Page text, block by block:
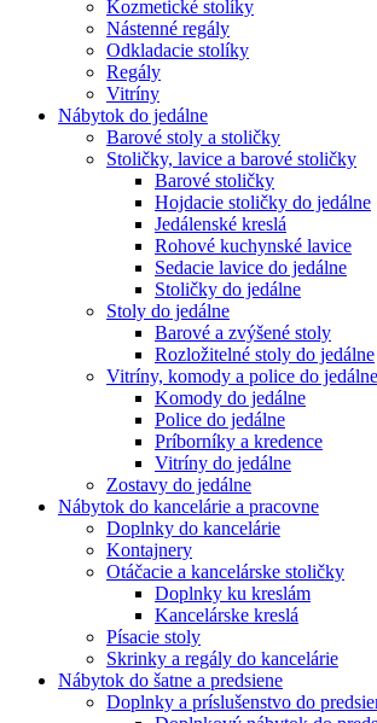
Kozmetické stolíky
Nástenné regály
Odkladacie stolíky
Regály
Vitríny
Nábytok do jedálne
Barové stoly a stoličky
Stoličky, lavice a barové stoličky
Barové stoličky
Hojdacie stoličky do jedálne
Jedálenské kreslá
Rohové kuchynské lavice
Sedacie lavice do jedálne
Stoličky do jedálne
Stoly do jedálne
Barové a zvýšené stoly
Rozložitelné stoly do jedálne
Vitríny, komody a police do jedálne
Komody do jedálne
Police do jedálne
Príborníky a kredence
Vitríny do jedálne
Zostavy do jedálne
Nábytok do kancelárie a pracovne
Doplnky do kancelárie
Kontajnery
Otáčacie a kancelárske stoličky
Doplnky ku kreslám
Kancelárske kreslá
Písacie stoly
Skrinky a regály do kancelárie
Nábytok do šatne a predsiene
Doplnky a príslušenstvo do